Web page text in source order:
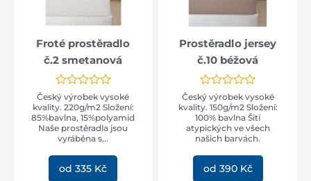
Froté prostěradlo
č.2 smetanová
Český výrobek vysoké
kvality. 220g/m2 Složení:
85%bavlna, 15%polyamid
Naše prostěradla jsou
vyráběna s...
od 335 Kč
Prostěradlo jersey
č.10 béžová
Český výrobek vysoké
kvality. 150g/m2 Složení:
100% bavlna Šití
atypických ve všech
našich barvách.
od 390 Kč